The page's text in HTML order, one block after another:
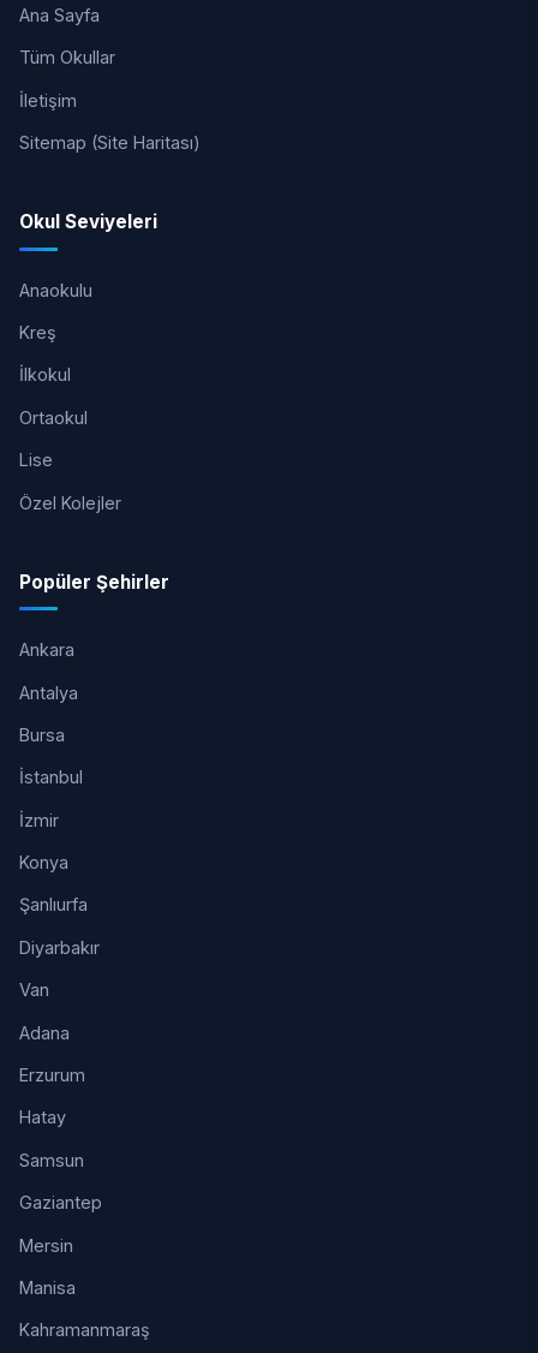
Ana Sayfa
Tüm Okullar
İletişim
Sitemap (Site Haritası)
Okul Seviyeleri
Anaokulu
Kreş
İlkokul
Ortaokul
Lise
Özel Kolejler
Popüler Şehirler
Ankara
Antalya
Bursa
İstanbul
İzmir
Konya
Şanlıurfa
Diyarbakır
Van
Adana
Erzurum
Hatay
Samsun
Gaziantep
Mersin
Manisa
Kahramanmaraş